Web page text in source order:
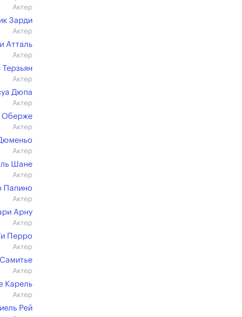
Актер
Зарди
Актер
Атталь
Актер
Актер
Дюпа
Актер
Оберже
Актер
Актер
Шане
Актер
Папино
Актер
Арну
Актер
Перро
Актер
Актер
Карель
Актер
Рей